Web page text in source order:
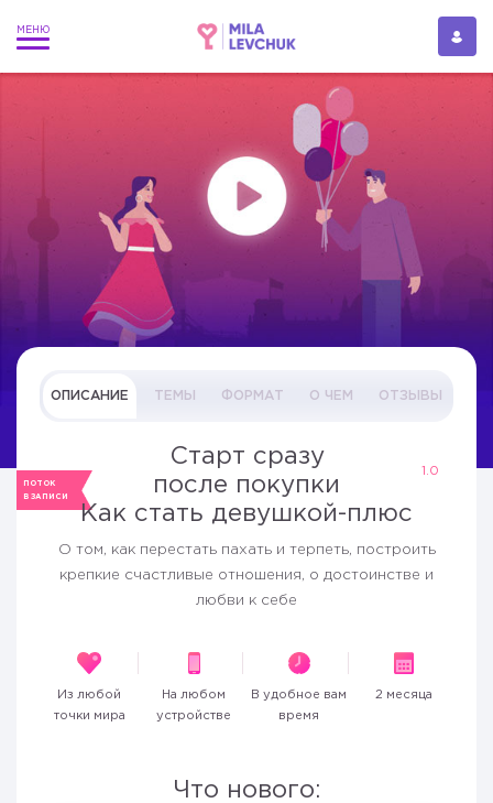
ОПИСАНИЕ ТЕМЫ ФОРМАТ О ЧЕМ ОТЗЫВЫ
ПОТОК
В ЗАПИСИ
Старт сразу
после покупки
Как стать девушкой-плюс
1.0
О том, как перестать пахать и терпеть, построить
крепкие счастливые отношения, о достоинстве и
любви к себе
Из любой
точки мира
На любом
устройстве
В удобное вам
время
2 месяца
Что нового: